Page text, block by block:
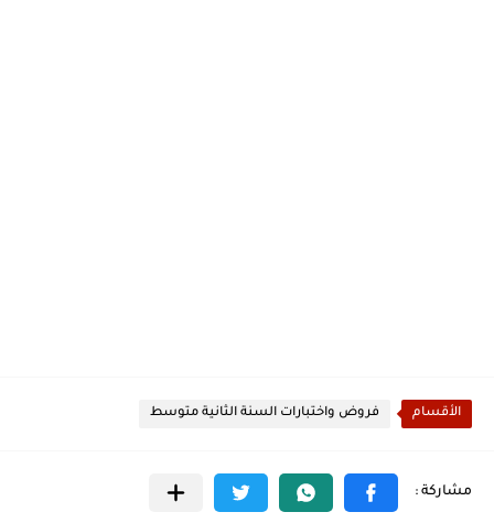
الأقسام فروض واختبارات السنة الثانية متوسط